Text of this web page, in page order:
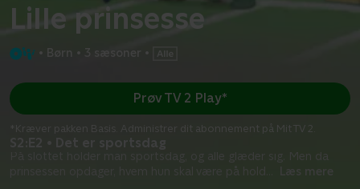
Lille prinsesse
• Børn • 3 sæsoner •
S2:E2 • Det er sportsdag
På slottet holder man sportsdag, og alle glæder sig. Men da
Læs mere
Prøv TV 2 Play*
*Kræver pakken Basis. Administrer dit abonnement på Mit TV 2.